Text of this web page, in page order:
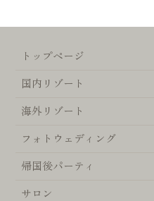
トップページ
国内リゾート
海外リゾート
フォトウェディング
帰国後パーティ
サロン